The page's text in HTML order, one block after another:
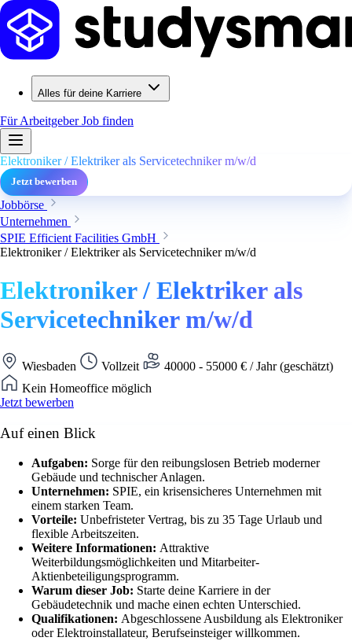
Alles für deine Karriere
Für ArbeitgeberJob finden
Elektroniker / Elektriker als Servicetechniker m/w/d
Jetzt bewerben
Jobbörse
Unternehmen
SPIE Efficient Facilities GmbH
Elektroniker / Elektriker als Servicetechniker m/w/d
Elektroniker / Elektriker als
Servicetechniker m/w/d
Wiesbaden Vollzeit
40000 - 55000 € / Jahr (geschätzt)
Kein Homeoffice möglich
Jetzt bewerben
Auf einen Blick
Aufgaben: Sorge für den reibungslosen Betrieb moderner
Gebäude und technischer Anlagen.
Unternehmen: SPIE, ein krisensicheres Unternehmen mit
einem starken Team.
Vorteile: Unbefristeter Vertrag, bis zu 35 Tage Urlaub und
flexible Arbeitszeiten.
Weitere Informationen: Attraktive
Weiterbildungsmöglichkeiten und Mitarbeiter-
Aktienbeteiligungsprogramm.
Warum dieser Job: Starte deine Karriere in der
Gebäudetechnik und mache einen echten Unterschied.
Qualifikationen: Abgeschlossene Ausbildung als Elektroniker
oder Elektroinstallateur, Berufseinsteiger willkommen.